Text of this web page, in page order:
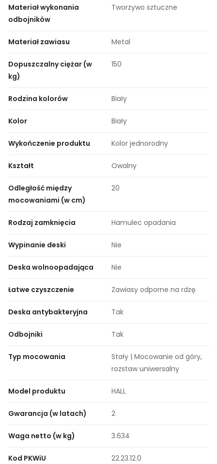
Materiał wykonania
odbojników
Tworzywo sztuczne
Materiał zawiasu Metal
Dopuszczalny ciężar (w
kg)
150
Rodzina kolorów Biały
Kolor Biały
Wykończenie produktu Kolor jednorodny
Kształt Owalny
Odległość między
mocowaniami (w cm)
20
Rodzaj zamknięcia Hamulec opadania
Wypinanie deski Nie
Deska wolnoopadająca Nie
Łatwe czyszczenie Zawiasy odporne na rdzę
Deska antybakteryjna Tak
Odbojniki Tak
Typ mocowania
Stały | Mocowanie od góry,
rozstaw uniwersalny
Model produktu HALL
Gwarancja (w latach) 2
Waga netto (w kg) 3.634
Kod PKWiU 22.23.12.0